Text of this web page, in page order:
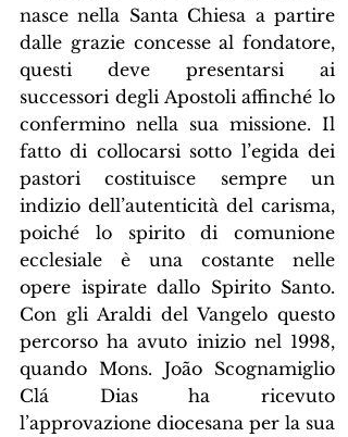
nasce nella Santa Chiesa a partire
dalle grazie concesse al fondatore,
questi deve presentarsi ai
successori degli Apostoli affinché lo
confermino nella sua missione. Il
fatto di collocarsi sotto l’egida dei
pastori costituisce sempre un
indizio dell’autenticità del carisma,
poiché lo spirito di comunione
ecclesiale è una costante nelle
opere ispirate dallo Spirito Santo.
Con gli Araldi del Vangelo questo
percorso ha avuto inizio nel 1998,
quando Mons. João Scognamiglio
Clá Dias ha ricevuto
l’approvazione diocesana per la sua